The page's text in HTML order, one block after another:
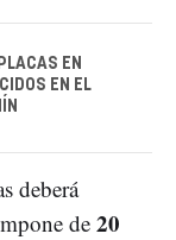
EN
EN EL
deberá
de 20